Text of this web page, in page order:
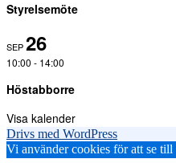
Styrelsemöte
SEP26
10:00 - 14:00
Höstabborre
Visa kalender
Drivs med WordPress
Vi använder cookies för att se till